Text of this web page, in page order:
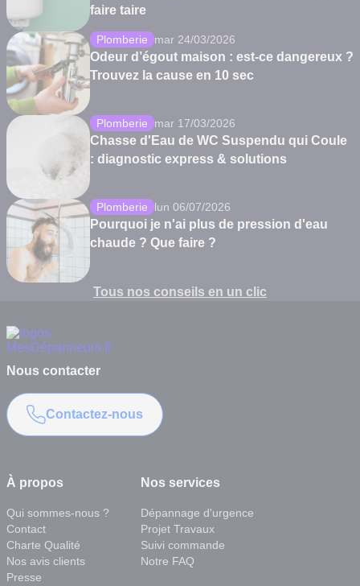
faire taire
Plomberie mar 24/03/2026
Odeur d’égout maison : est-ce dangereux ?
Trouvez la cause en 10 sec
Plomberie mar 17/03/2026
Chasse d'Eau de WC Suspendu qui Coule
: diagnostic express & solutions
Plomberie lun 06/07/2026
Pourquoi je n'ai plus de pression d'eau
chaude ? Que faire ?
Tous nos conseils en un clic
À propos
Qui sommes-nous ?
Contact
Charte Qualité
Nos avis clients
Presse
Nos services
Dépannage d'urgence
Projet Travaux
Suivi commande
Notre FAQ
Nous contacter
Contactez-nous